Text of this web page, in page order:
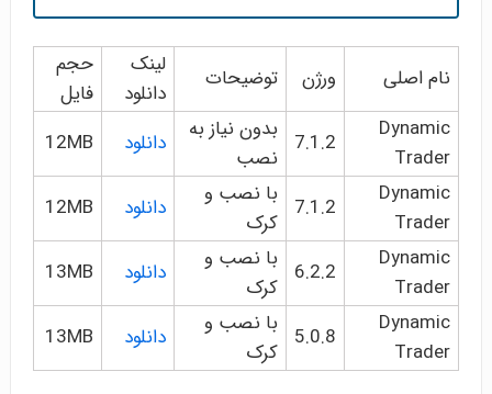
نام اصلی ورژن توضیحات
لینک
دانلود
حجم
فایل
Dynamic
Trader
7.1.2
بدون نیاز به
نصب
دانلود
12MB
Dynamic
Trader
7.1.2
با نصب و
کرک
دانلود
12MB
Dynamic
Trader
6.2.2
با نصب و
کرک
دانلود
13MB
Dynamic
Trader
5.0.8
با نصب و
کرک
دانلود 13MB